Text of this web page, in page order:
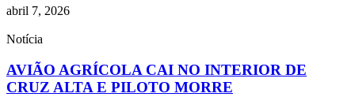
abril 7, 2026
Notícia
AVIÃO AGRÍCOLA CAI NO INTERIOR DE
CRUZ ALTA E PILOTO MORRE